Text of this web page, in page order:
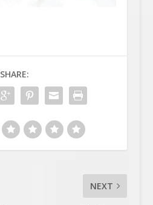
SHARE:
NEXT